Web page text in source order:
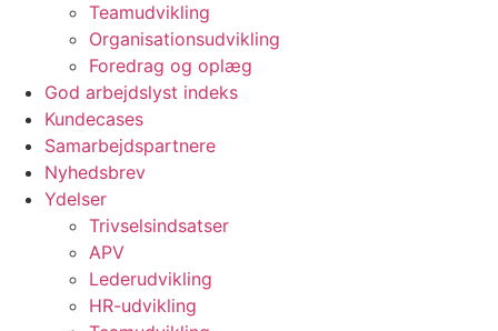
Teamudvikling
Organisationsudvikling
Foredrag og oplæg
God arbejdslyst indeks
Kundecases
Samarbejdspartnere
Nyhedsbrev
Ydelser
Trivselsindsatser
APV
Lederudvikling
HR-udvikling